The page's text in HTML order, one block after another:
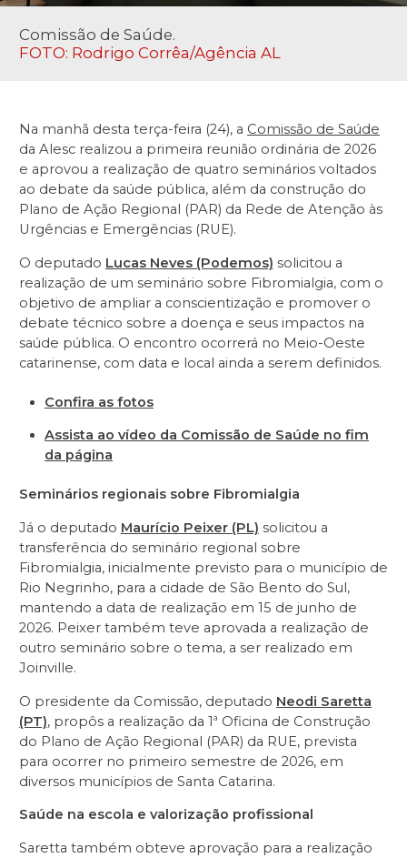
Comissão de Saúde.
FOTO: Rodrigo Corrêa/Agência AL
Na manhã desta terça-feira (24), a Comissão de Saúde
da Alesc realizou a primeira reunião ordinária de 2026
e aprovou a realização de quatro seminários voltados
ao debate da saúde pública, além da construção do
Plano de Ação Regional (PAR) da Rede de Atenção às
Urgências e Emergências (RUE).
O deputado Lucas Neves (Podemos) solicitou a
realização de um seminário sobre Fibromialgia, com o
objetivo de ampliar a conscientização e promover o
debate técnico sobre a doença e seus impactos na
saúde pública. O encontro ocorrerá no Meio-Oeste
catarinense, com data e local ainda a serem definidos.
Confira as fotos
Assista ao vídeo da Comissão de Saúde no fim
da página
Seminários regionais sobre Fibromialgia
Já o deputado Maurício Peixer (PL) solicitou a
transferência do seminário regional sobre
Fibromialgia, inicialmente previsto para o município de
Rio Negrinho, para a cidade de São Bento do Sul,
mantendo a data de realização em 15 de junho de
2026. Peixer também teve aprovada a realização de
outro seminário sobre o tema, a ser realizado em
Joinville.
O presidente da Comissão, deputado Neodi Saretta
(PT), propôs a realização da 1ª Oficina de Construção
do Plano de Ação Regional (PAR) da RUE, prevista
para ocorrer no primeiro semestre de 2026, em
diversos municípios de Santa Catarina.
Saúde na escola e valorização profissional
Saretta também obteve aprovação para a realização